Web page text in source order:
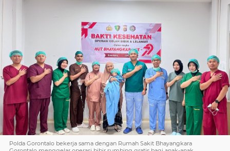
Polda Gorontalo bekerja sama dengan Rumah Sakit Bhayangkara